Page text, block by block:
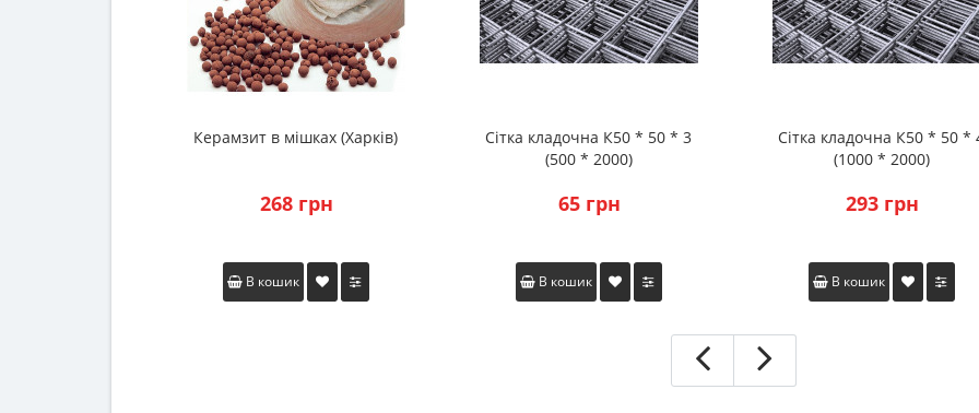
Керамзит в мішках (Харків)
268 грн
В кошик
Сітка кладочна К50 * 50 * 3
(500 * 2000)
65 грн
В кошик
Сітка кладочна К50 * 50 *
(1000 * 2000)
293 грн
В кошик